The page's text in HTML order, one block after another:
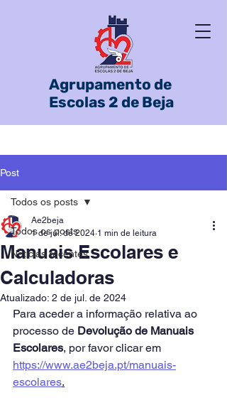
Agrupamento de
Escolas 2 de Beja
Post
Todos os posts
Notícias recentes
Todos os posts
Manuais Escolares e
Calculadoras
Ae2beja
1 de jul. de 2024 1 min de leitura
Atualizado: 2 de jul. de 2024
Para aceder a informação relativa ao
processo de Devolução de Manuais
Escolares, por favor clicar em
https://www.ae2beja.pt/manuais-
escolares.